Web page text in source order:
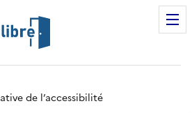
de l’accessibilité